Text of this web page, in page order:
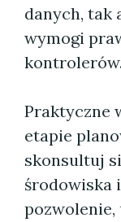
danych, tak
wymogi
kontrolerów.
Praktyczne
etapie
skonsultuj
środowiska
pozwolenie,